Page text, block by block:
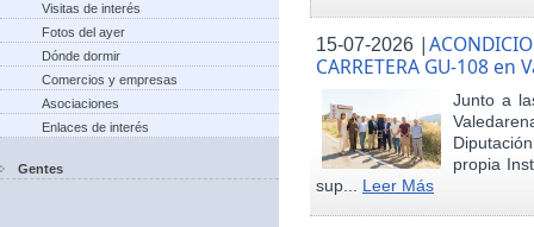
Visitas de interés
Fotos del ayer
Dónde dormir
Comercios y empresas
Asociaciones
Enlaces de interés
Gentes
15-07-2026 |
CARRETERA GU-108 en
Junto a
propia
sup... Leer Más